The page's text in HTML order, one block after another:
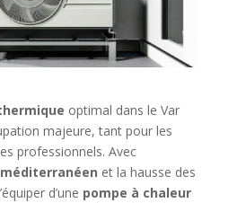
optimal dans le Var
majeure, tant pour les
professionnels. Avec
et la hausse des
d’une pompe à chaleur